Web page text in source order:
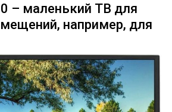
– маленький ТВ для
например, для